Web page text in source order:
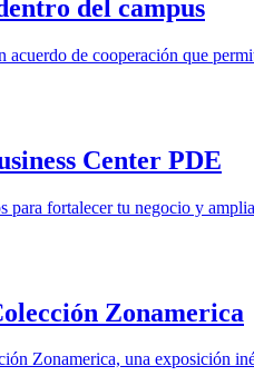
del campus
de cooperación que
Center PDE
para fortalecer tu negocio y
Zonamerica
Zonamerica, una exposición